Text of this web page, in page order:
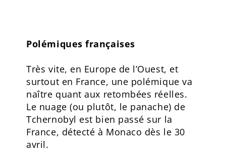
Polémiques françaises
Très vite, en Europe de l’Ouest, et
surtout en France, une polémique va
naître quant aux retombées réelles.
Le nuage (ou plutôt, le panache) de
Tchernobyl est bien passé sur la
France, détecté à Monaco dès le 30
avril.